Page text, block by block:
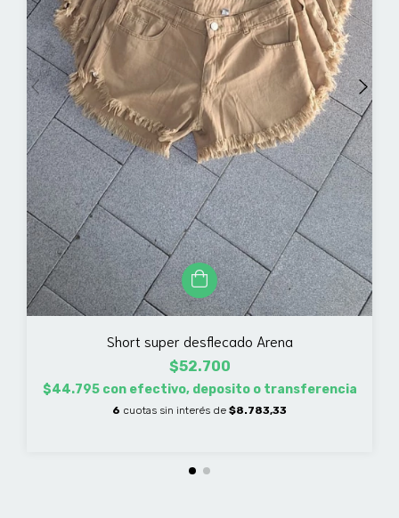
Short super desflecado Arena
$52.700
$44.795 con efectivo, deposito o transferencia
6 cuotas sin interés de $8.783,33